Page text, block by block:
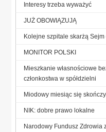
Interesy trzeba wyważyć
JUŻ OBOWIĄZUJĄ
Kolejne szpitale skarżą Sejm
MONITOR POLSKI
Mieszkanie własnościowe
członkostwa w spółdzielni
Miodowy miesiąc się
NIK: dobre prawo lokalne
Narodowy Fundusz Zdrowia